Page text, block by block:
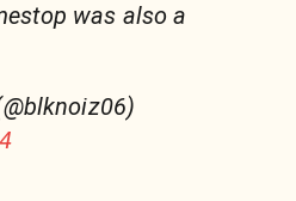
was also a